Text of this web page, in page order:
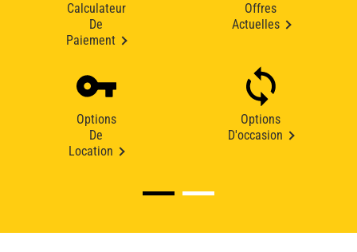
Calculateur
De
Paiement
Offres
Actuelles
Options
De
Location
Options
D'occasion